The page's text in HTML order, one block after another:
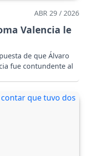
ABR 29 / 2026
Valencia le
de que Álvaro
fue contundente al